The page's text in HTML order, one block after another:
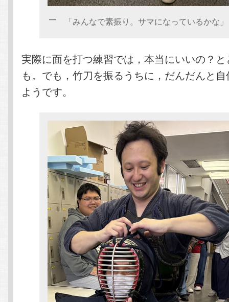
「みんなで素振り。サマになっているかな」
実際に面を打つ練習では，本当にいいの？
も。でも，竹刀を振るうちに，だんだんと
ようです。